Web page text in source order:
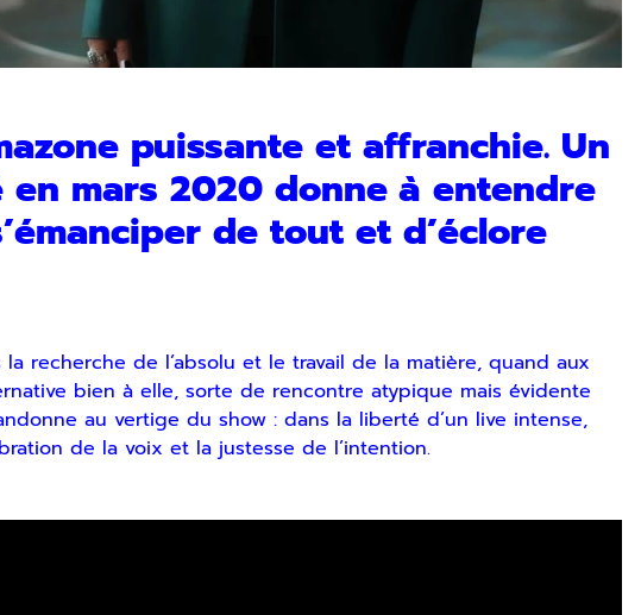
puissante et affranchie. Un
mars 2020 donne à entendre
de tout et d’éclore
recherche de l’absolu et le travail de la matière, quand aux
bien à elle, sorte de rencontre atypique mais évidente
au vertige du show : dans la liberté d’un live intense,
de la voix et la justesse de l’intention.